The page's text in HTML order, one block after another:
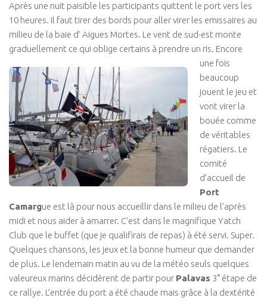
Après une nuit paisible les participants quittent le port vers les
10 heures. Il faut tirer des bords pour aller virer les emissaires au
milieu de la baie d’ Aigues Mortes. Le vent de sud-est monte
graduellement ce qui oblige certains à prendre un ris. Encore
une fois
beaucoup
jouent le jeu et
vont virer la
bouée comme
de véritables
régatiers. Le
comité
d’accueil de
Port
Camargue est là pour nous accueillir dans le milieu de l’après
midi et nous aider à amarrer. C’est dans le magnifique Yatch
Club que le buffet (que je qualifirais de repas) à été servi. Super.
Quelques chansons, les jeux et la bonne humeur que demander
de plus. Le lendemain matin au vu de la météo seuls quelques
valeureux marins décidèrent de partir pour Palavas 3° étape de
ce rallye. L’entrée du port a été chaude mais grâce à la dextérité